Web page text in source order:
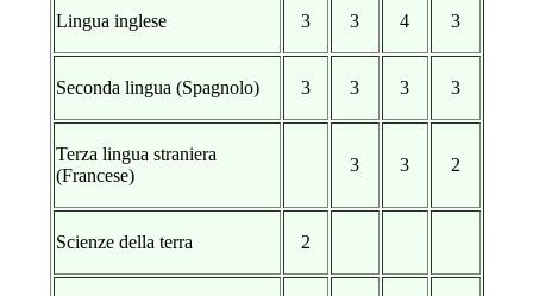
Lingua inglese 3 3 4 3
Seconda lingua (Spagnolo) 3 3 3 3
Terza lingua straniera
(Francese)
3 3 2
Scienze della terra 2